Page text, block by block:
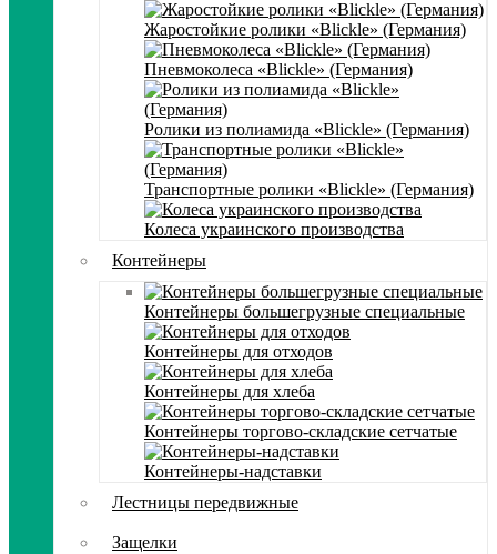
Жаростойкие ролики «Blickle» (Германия)
Пневмоколеса «Blickle» (Германия)
Ролики из полиамида «Blickle» (Германия)
Транспортные ролики «Blickle» (Германия)
Колеса украинского производства
Контейнеры
Контейнеры большегрузные специальные
Контейнеры для отходов
Контейнеры для хлеба
Контейнеры торгово-складские сетчатые
Контейнеры-надставки
Лестницы передвижные
Защелки